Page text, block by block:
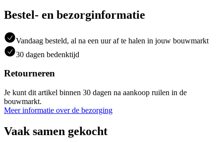
Bestel- en bezorginformatie
Vandaag besteld, al na een uur af te halen in jouw bouwmarkt
30 dagen bedenktijd
Retourneren
Je kunt dit artikel binnen 30 dagen na aankoop ruilen in de
bouwmarkt.
Meer informatie over de bezorging
Vaak samen gekocht